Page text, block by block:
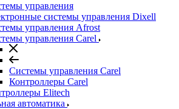
управления
системы управления Dixell
управления Afrost
управления Carel
Системы управления Carel
Контроллеры Carel
Elitech
автоматика